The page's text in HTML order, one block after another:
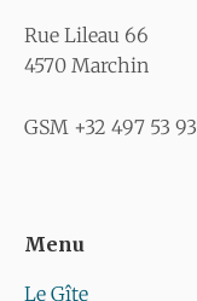
Rue Lileau 66
4570 Marchin
GSM +32 497 53
Menu
Le Gîte